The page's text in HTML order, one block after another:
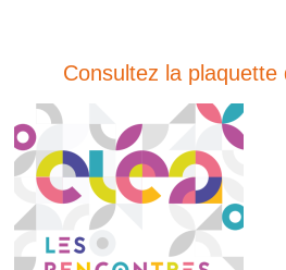
Consultez la plaquette